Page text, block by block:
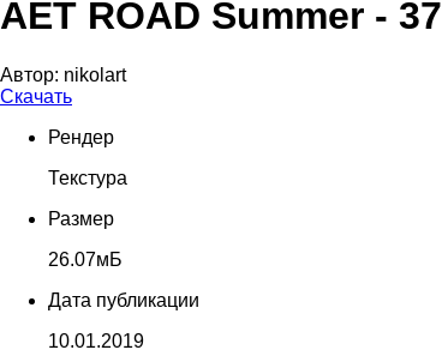
AET ROAD Summer - 37
Автор: nikolart
Скачать
Рендер
Текстура
Размер
26.07мБ
Дата публикации
10.01.2019